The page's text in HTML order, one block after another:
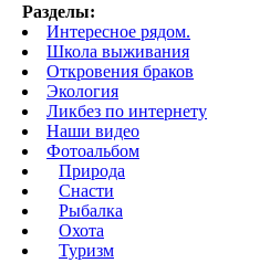
Разделы:
Интересное рядом.
Школа выживания
Откровения браков
Экология
Ликбез по интернету
Наши видео
Фотоальбом
Природа
Cнасти
Рыбалка
Охота
Туризм